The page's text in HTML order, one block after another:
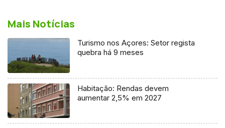
Mais Notícias
Turismo nos Açores: Setor regista
quebra há 9 meses
Habitação: Rendas devem
aumentar 2,5% em 2027